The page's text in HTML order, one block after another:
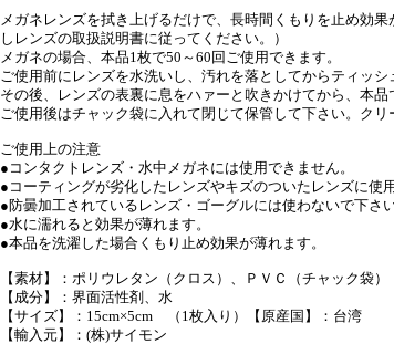
メガネレンズを拭き上げるだけで、長時間くもりを止め効
しレンズの取扱説明書に従ってください。）
メガネの場合、本品1枚で50～60回ご使用できます。
ご使用前にレンズを水洗いし、汚れを落としてからティッシ
その後、レンズの表裏に息をハァーと吹きかけてから、本品
ご使用後はチャック袋に入れて閉じて保管して下さい。クリ
ご使用上の注意
●コンタクトレンズ・水中メガネには使用できません。
●コーティングが劣化したレンズやキズのついたレンズに使
●防曇加工されているレンズ・ゴーグルには使わないで下さい
●水に濡れると効果が薄れます。
●本品を洗濯した場合くもり止め効果が薄れます。
【素材】：ポリウレタン（クロス）、ＰＶＣ（チャック袋）
【成分】：界面活性剤、水
【サイズ】：15cm×5cm （1枚入り）【原産国】：台湾
【輸入元】：(株)サイモン